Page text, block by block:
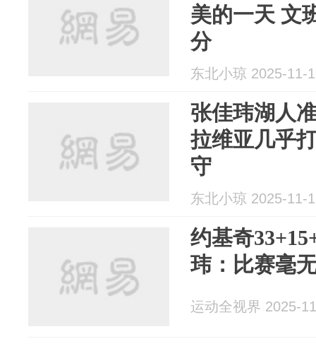
美的一天 文
分
东北小琼 2025-11-
张佳玮湖人
拉维亚几乎
守
东北小琼 2025-11-
约基奇
玮：比赛毫
运动全视界 2025-